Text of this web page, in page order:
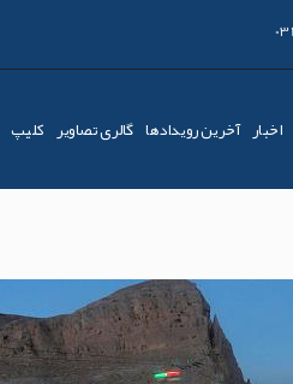
اخبار آخرین رویدادها گالری تصاویر کليپ